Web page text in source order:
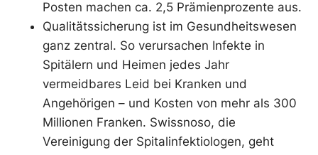
Posten machen ca. 2,5 Prämienprozente aus.
Qualitätssicherung ist im Gesundheitswesen
ganz zentral. So verursachen Infekte in
Spitälern und Heimen jedes Jahr
vermeidbares Leid bei Kranken und
Angehörigen – und Kosten von mehr als 300
Millionen Franken. Swissnoso, die
Vereinigung der Spitalinfektiologen, geht